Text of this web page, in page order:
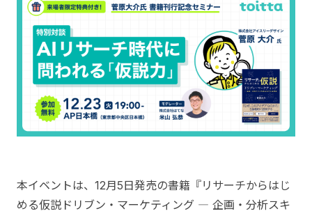
本イベントは、12月5日発売の書籍『リサーチからはじ
める仮説ドリブン・マーケティング ― 企画・分析スキ